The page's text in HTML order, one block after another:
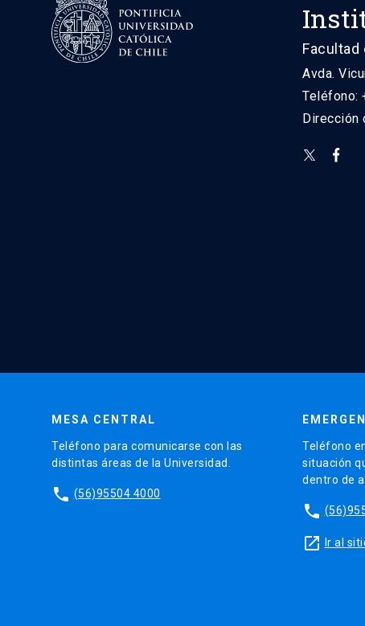
Facultad
Avda.
Teléfono:
Dirección
MESA CENTRAL
Teléfono para comunicarse con las
distintas áreas de la Universidad.
phone (56)95504 4000
Teléfono
situación
dentro de
phone
launch Ir al